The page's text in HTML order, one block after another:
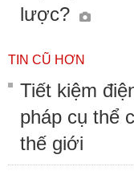
lược?
TIN CŨ HƠN
Tiết kiệm
pháp cụ thể
thế giới